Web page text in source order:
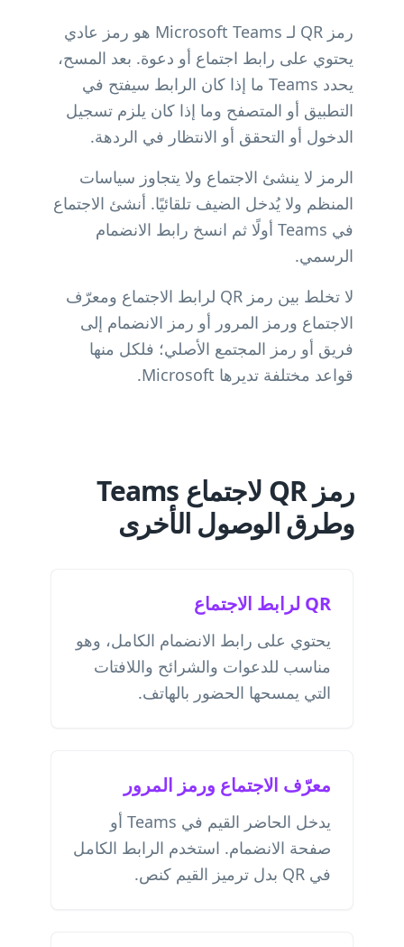
رمز QR لـ Microsoft Teams هو رمز عادي
يحتوي على رابط اجتماع أو دعوة. بعد المسح،
يحدد Teams ما إذا كان الرابط سيفتح في
التطبيق أو المتصفح وما إذا كان يلزم تسجيل
الدخول أو التحقق أو الانتظار في الردهة.
الرمز لا ينشئ الاجتماع ولا يتجاوز سياسات
المنظم ولا يُدخل الضيف تلقائيًا. أنشئ الاجتماع
في Teams أولًا ثم انسخ رابط الانضمام
الرسمي.
لا تخلط بين رمز QR لرابط الاجتماع ومعرّف
الاجتماع ورمز المرور أو رمز الانضمام إلى
فريق أو رمز المجتمع الأصلي؛ فلكل منها
قواعد مختلفة تديرها Microsoft.
رمز QR لاجتماع Teams
وطرق الوصول الأخرى
QR لرابط الاجتماع
يحتوي على رابط الانضمام الكامل، وهو
مناسب للدعوات والشرائح واللافتات
التي يمسحها الحضور بالهاتف.
معرّف الاجتماع ورمز المرور
يدخل الحاضر القيم في Teams أو
صفحة الانضمام. استخدم الرابط الكامل
في QR بدل ترميز القيم كنص.